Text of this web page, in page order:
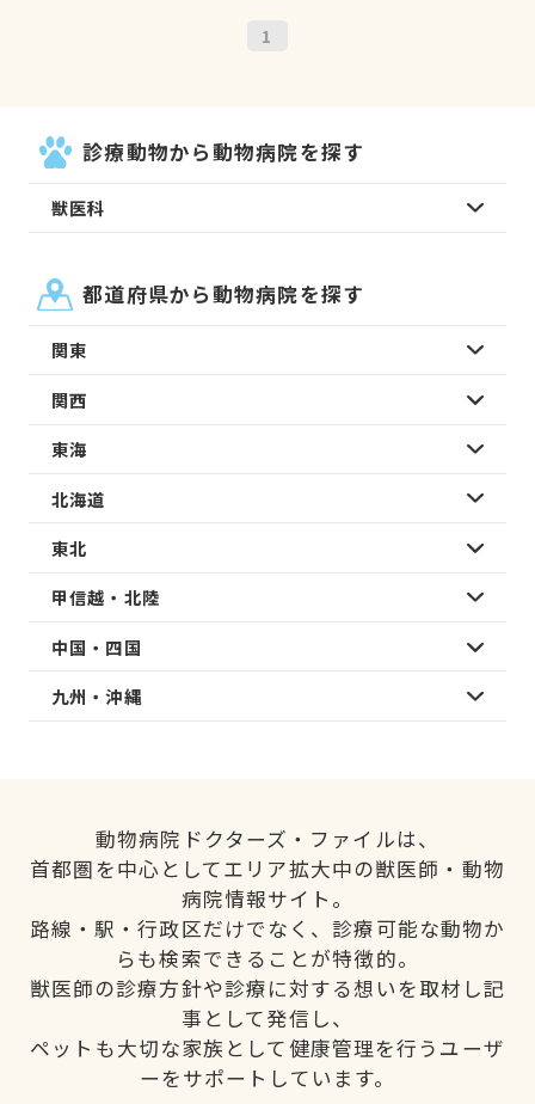
1
診療動物から動物病院を探す
獣医科
都道府県から動物病院を探す
関東
関西
東海
北海道
東北
甲信越・北陸
中国・四国
九州・沖縄
動物病院ドクターズ・ファイルは、
首都圏を中心としてエリア拡大中の獣医師・動物
病院情報サイト。
路線・駅・行政区だけでなく、診療可能な動物か
らも検索できることが特徴的。
獣医師の診療方針や診療に対する想いを取材し記
事として発信し、
ペットも大切な家族として健康管理を行うユーザ
ーをサポートしています。